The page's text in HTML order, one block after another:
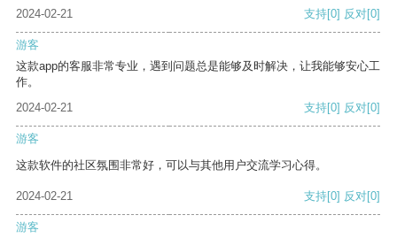
2024-02-21 支持[0] 反对[0]
游客
这款app的客服非常专业，遇到问题总是能够及时解决，让我能够安心工
作。
2024-02-21
支持[0] 反对[0]
游客
这款软件的社区氛围非常好，可以与其他用户交流学习心得。
2024-02-21 支持[0] 反对[0]
游客